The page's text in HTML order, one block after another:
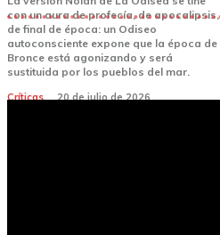
con un aura de profecía, de apocalipsis,
de final de época: un Odiseo
autoconsciente expone que la época de
Bronce está agonizando y será
sustituida por los pueblos del mar.
Críticas 20 de julio de 2026